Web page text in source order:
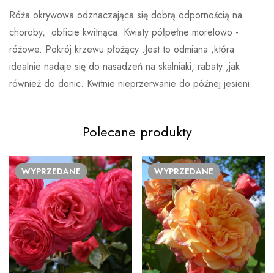
Róża okrywowa odznaczająca się dobrą odpornością na
choroby, obficie kwitnąca. Kwiaty półpełne morelowo -
różowe. Pokrój krzewu płożący .Jest to odmiana ,która
idealnie nadaje się do nasadzeń na skalniaki, rabaty ,jak
również do donic. Kwitnie nieprzerwanie do późnej jesieni.
Więcej produktów
Kordes
Kordes Rosen to bardzo dobrze znana szkółka róż, która
powstała w 1887 roku w Niemczech. Do dnia dzisiejszego
cieszy się ogromną popularnością wśród miłośników róż, a
róże powstałe właśnie w tej szkółce zdobywają liczne
nagrody i uznania za swój nieskazitelny wygląd i doskonałą
zdrowotność.Każdego roku testuje się ponad 50 000
Wystaw opinie
Nikt jeszcze nie ocenił produktu
Polecane produkty
WYPRZEDANE WYPRZEDANE